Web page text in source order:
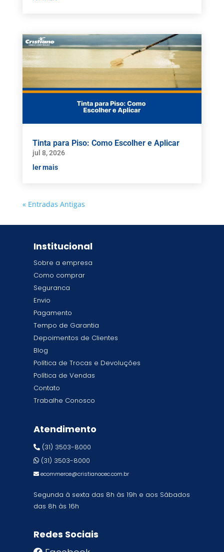
Tinta para Piso: Como Escolher e Aplicar
jul 8, 2026
ler mais
« Entradas Antigas
Institucional
Sobre a empresa
Como comprar
Seguranca
Envio
Pagamento
Tempo de Garantia
Depoimentos de Clientes
Blog
Política de Trocas e Devoluções
Política de Vendas
Contato
Trabalhe Conosco
Atendimento
(31) 3503-8000
(31) 3503-8000
ecommerce@cristianocec.com.br
Segunda à sexta das 8h às 19h e aos Sábados
das 8h às 16h
Redes Sociais